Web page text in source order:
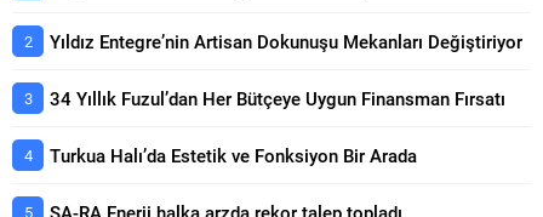
Yıldız Entegre’nin Artisan Dokunuşu Mekanları Değiştiriyor
34 Yıllık Fuzul’dan Her Bütçeye Uygun Finansman Fırsatı
Turkua Halı’da Estetik ve Fonksiyon Bir Arada